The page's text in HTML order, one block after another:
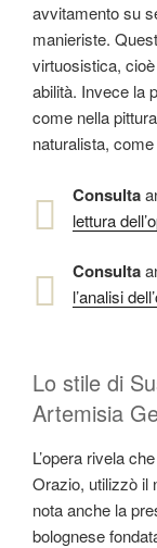
avvitamento su
manieriste.
virtuosistica,
abilità. Invece la
come nella
naturalista,
Consulta
lettura
Consulta
l’analisi
Lo stile di
Artemisia
L’opera rivela
Orazio, utilizzò il
nota anche la
bolognese